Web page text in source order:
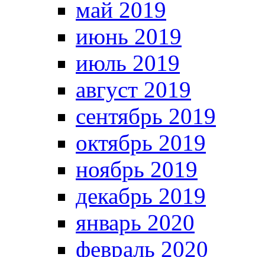
май 2019
июнь 2019
июль 2019
август 2019
сентябрь 2019
октябрь 2019
ноябрь 2019
декабрь 2019
январь 2020
февраль 2020